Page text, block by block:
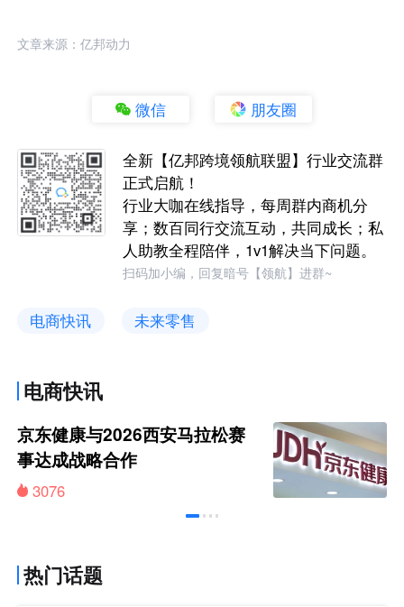
文章来源：亿邦动力
微信 朋友圈
全新【亿邦跨境领航联盟】行业交流群
正式启航！
行业大咖在线指导，每周群内商机分
享；数百同行交流互动，共同成长；私
人助教全程陪伴，1v1解决当下问题。
扫码加小编，回复暗号【领航】进群~
电商快讯 未来零售
电商快讯
京东健康与2026西安马拉松赛
事达成战略合作
3076
热门话题